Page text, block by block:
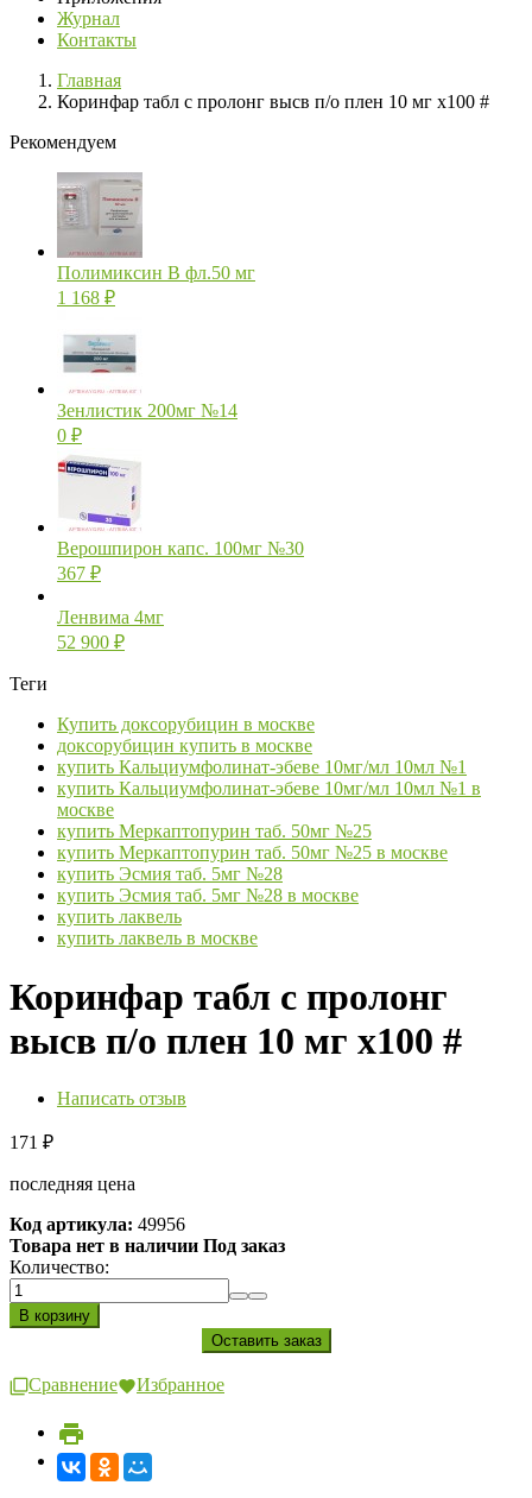
Журнал
Контакты
Главная
Коринфар табл с пролонг высв п/о плен 10 мг х100 #
Рекомендуем
Полимиксин В фл.50 мг
1 168 ₽
Зенлистик 200мг №14
0 ₽
Верошпирон капс. 100мг №30
367 ₽
Ленвима 4мг
52 900 ₽
Теги
Купить доксорубицин в москве
доксорубицин купить в москве
купить Кальциумфолинат-эбеве 10мг/мл 10мл №1
купить Кальциумфолинат-эбеве 10мг/мл 10мл №1 в
москве
купить Меркаптопурин таб. 50мг №25
купить Меркаптопурин таб. 50мг №25 в москве
купить Эсмия таб. 5мг №28
купить Эсмия таб. 5мг №28 в москве
купить лаквель
купить лаквель в москве
Коринфар табл с пролонг
высв п/о плен 10 мг х100 #
Написать отзыв
171 ₽
последняя цена
Код артикула: 49956
Товара нет в наличии Под заказ
Количество:
Сравнение Избранное